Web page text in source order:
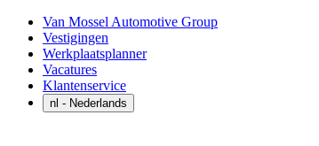
Van Mossel Automotive Group
Vestigingen
Werkplaatsplanner
Vacatures
Klantenservice
nl - Nederlands